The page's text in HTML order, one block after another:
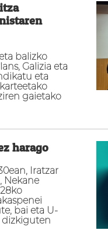
balizko
Galizia eta
eta
gaietako
harago
Iratzar
Nekane
bai eta U-
dizkiguten